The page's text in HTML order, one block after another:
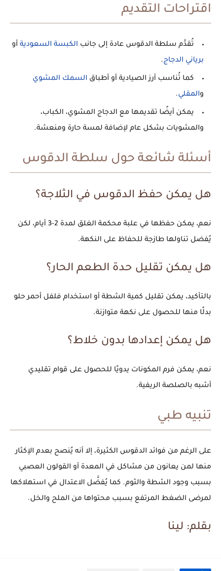
اقتراحات التقديم
تُقدَّم سلطة الدقوس عادة إلى جانب الكبسة السعودية أو
برياني الدجاج.
كما تُناسب أرز الصيادية أو أطباق السمك المشوي
والمقلي.
يمكن أيضًا تقديمها مع الدجاج المشوي، الكباب،
والمشويات بشكل عام لإضافة لمسة حارة ومنعشة.
أسئلة شائعة حول سلطة الدقوس
هل يمكن حفظ الدقوس في الثلاجة؟
نعم، يمكن حفظها في علبة محكمة الغلق لمدة 2-3 أيام، لكن
يُفضل تناولها طازجة للحفاظ على النكهة.
هل يمكن تقليل حدة الطعم الحار؟
بالتأكيد، يمكن تقليل كمية الشطة أو استخدام فلفل أحمر حلو
بدلًا منها للحصول على نكهة متوازنة.
هل يمكن إعدادها بدون خلاط؟
نعم، يمكن فرم المكونات يدويًا للحصول على قوام تقليدي
أشبه بالصلصة الريفية.
تنبيه طبي
على الرغم من فوائد الدقوس الكثيرة، إلا أنه يُنصح بعدم الإكثار
منها لمن يعانون من مشاكل في المعدة أو القولون العصبي
بسبب وجود الشطة والثوم. كما يُفضَّل الاعتدال في استهلاكها
لمرضى الضغط المرتفع بسبب محتواها من الملح والخل.
بقلم: لينا